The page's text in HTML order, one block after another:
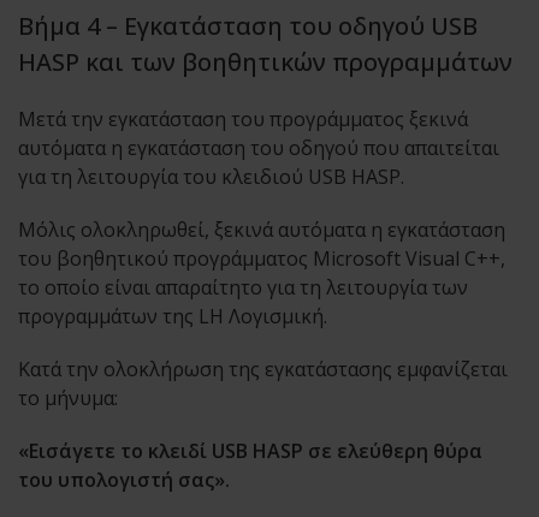
Βήμα 4 – Εγκατάσταση του οδηγού USB
HASP και των βοηθητικών προγραμμάτων
Μετά την εγκατάσταση του προγράμματος ξεκινά
αυτόματα η εγκατάσταση του οδηγού που απαιτείται
για τη λειτουργία του κλειδιού USB HASP.
Μόλις ολοκληρωθεί, ξεκινά αυτόματα η εγκατάσταση
του βοηθητικού προγράμματος Microsoft Visual C++,
το οποίο είναι απαραίτητο για τη λειτουργία των
προγραμμάτων της LH Λογισμική.
Κατά την ολοκλήρωση της εγκατάστασης εμφανίζεται
το μήνυμα:
«Εισάγετε το κλειδί USB HASP σε ελεύθερη θύρα
του υπολογιστή σας».